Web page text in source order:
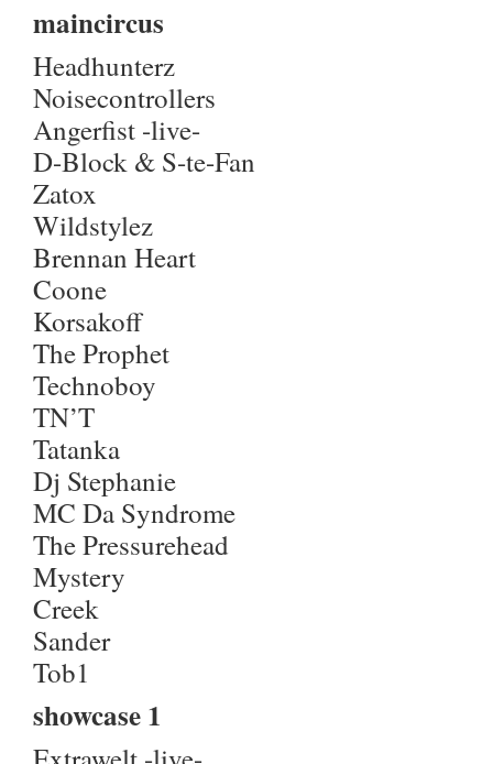
maincircus
Headhunterz
Noisecontrollers
Angerfist -live-
D-Block & S-te-Fan
Zatox
Wildstylez
Brennan Heart
Coone
Korsakoff
The Prophet
Technoboy
TN’T
Tatanka
Dj Stephanie
MC Da Syndrome
The Pressurehead
Mystery
Creek
Sander
Tob1
showcase 1